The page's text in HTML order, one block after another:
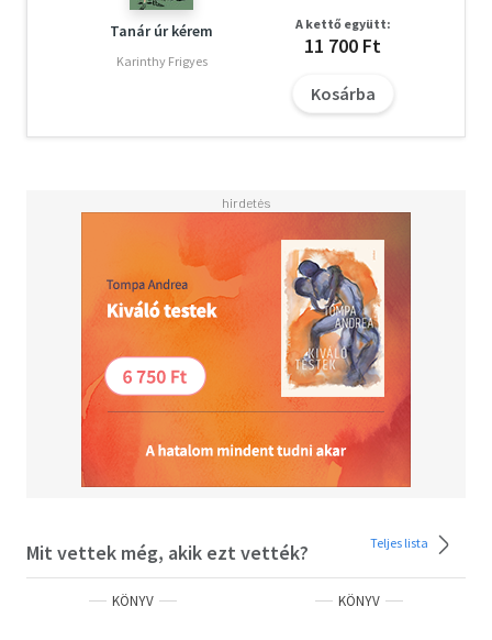
Tanár úr kérem
Karinthy Frigyes
A kettő együtt:
11 700 Ft
Kosárba
Mit vettek még, akik ezt vették? Teljes lista
KÖNYV KÖNYV